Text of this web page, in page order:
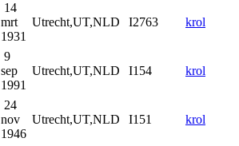
14
mrt
1931
Utrecht,UT,NLD I2763 krol
9
sep
1991
Utrecht,UT,NLD I154 krol
24
nov
1946
Utrecht,UT,NLD I151 krol